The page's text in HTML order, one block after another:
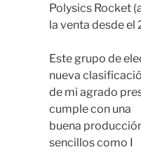
Polysics Rocket
la venta desde el
Este grupo de
nueva
de mi agrado
cumple con una
buena
sencillos como I